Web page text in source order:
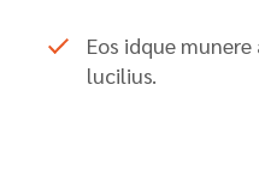
Eos idque
lucilius.